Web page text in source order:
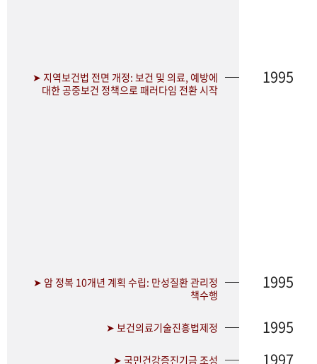
➤ 지역보건법 전면 개정: 보건 및 의료, 예방에
대한 공중보건 정책으로 패러다임 전환 시작
1995
➤ 암 정복 10개년 계획 수립: 만성질환 관리정
책수행
1995
➤ 보건의료기술진흥법제정 1995
➤ 국민건강증진기금 조성 1997